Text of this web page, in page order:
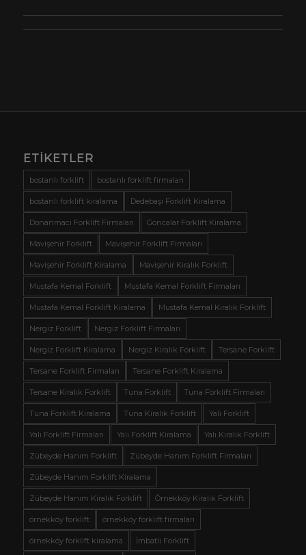
ETIKETLER
bostanlı forklift bostanlı forklift firmaları
bostanlı forklift kiralama Dedebaşı Forklift Kiralama
Donanmacı Forklift Firmaları Goncalar Forklift Kiralama
Mavişehir Forklift Mavişehir Forklift Firmaları
Mavişehir Forklift Kiralama Mavişehir Kiralık Forklift
Mustafa Kemal Forklift Mustafa Kemal Forklift Firmaları
Mustafa Kemal Forklift Kiralama Mustafa Kemal Kiralık Forklift
Nergiz Forklift Nergiz Forklift Firmaları
Nergiz Forklift Kiralama Nergiz Kiralık Forklift Tersane Forklift
Tersane Forklift Firmaları Tersane Forklift Kiralama
Tersane Kiralık Forklift Tuna Forklift Tuna Forklift Firmaları
Tuna Forklift Kiralama Tuna Kiralık Forklift Yalı Forklift
Yalı Forklift Firmaları Yalı Forklift Kiralama Yalı Kiralık Forklift
Zübeyde Hanım Forklift Zübeyde Hanım Forklift Firmaları
Zübeyde Hanım Forklift Kiralama
Zübeyde Hanım Kiralık Forklift Örnekköy Kiralık Forklift
örnekköy forklift örnekköy forklift firmaları
örnekköy forklift kiralama İmbatlı Forklift